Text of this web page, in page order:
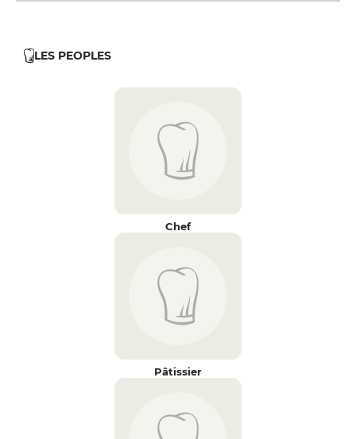
LES PEOPLES
Chef
Pâtissier